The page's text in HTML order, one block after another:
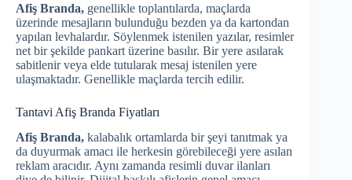
Afiş Branda, genellikle toplantılarda, maçlarda
üzerinde mesajların bulunduğu bezden ya da kartondan
yapılan levhalardır. Söylenmek istenilen yazılar, resimler
net bir şekilde pankart üzerine basılır. Bir yere asılarak
sabitlenir veya elde tutularak mesaj istenilen yere
ulaşmaktadır. Genellikle maçlarda tercih edilir.
Tantavi Afiş Branda Fiyatları
Afiş Branda, kalabalık ortamlarda bir şeyi tanıtmak ya
da duyurmak amacı ile herkesin görebileceği yere asılan
reklam aracıdır. Aynı zamanda resimli duvar ilanları